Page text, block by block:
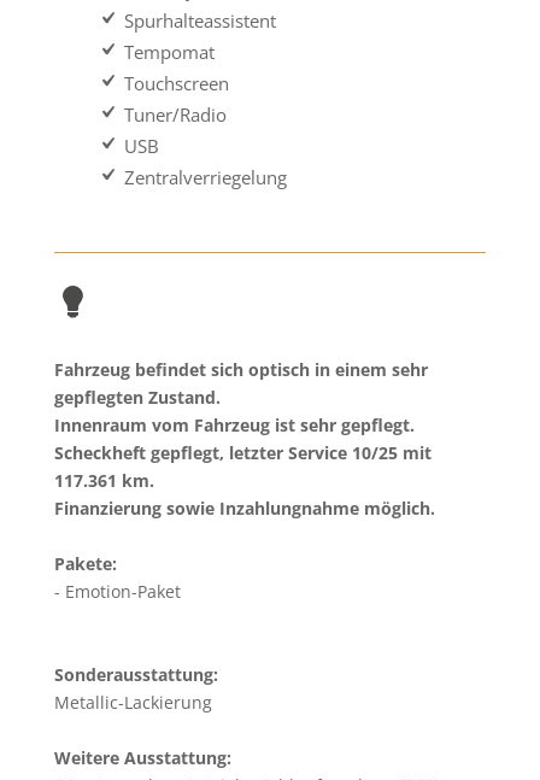
Spurhalteassistent
Tempomat
Touchscreen
Tuner/Radio
USB
Zentralverriegelung
Fahrzeug befindet sich optisch in einem sehr
gepflegten Zustand.
Innenraum vom Fahrzeug ist sehr gepflegt.
Scheckheft gepflegt, letzter Service 10/25 mit
117.361 km.
Finanzierung sowie Inzahlungnahme möglich.
Pakete:
Emotion-Paket
Sonderausstattung:
Metallic-Lackierung
Weitere Ausstattung: